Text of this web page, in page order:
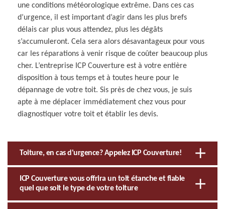
une conditions météorologique extrême. Dans ces cas
d’urgence, il est important d’agir dans les plus brefs
délais car plus vous attendez, plus les dégâts
s’accumuleront. Cela sera alors désavantageux pour vous
car les réparations à venir risque de coûter beaucoup plus
cher. L’entreprise ICP Couverture est à votre entière
disposition à tous temps et à toutes heure pour le
dépannage de votre toit. Sis près de chez vous, je suis
apte à me déplacer immédiatement chez vous pour
diagnostiquer votre toit et établir les devis.
Toiture, en cas d'urgence? Appelez ICP Couverture!
ICP Couverture vous offrira un toit étanche et fiable
quel que soit le type de votre toiture